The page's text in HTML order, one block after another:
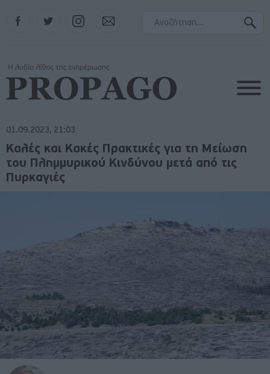
Instagram
01.09.2023, 21:03
Καλές και Κακές Πρακτικές για τη Μείωση
του Πλημμυρικού Κινδύνου μετά από τις
Πυρκαγιές